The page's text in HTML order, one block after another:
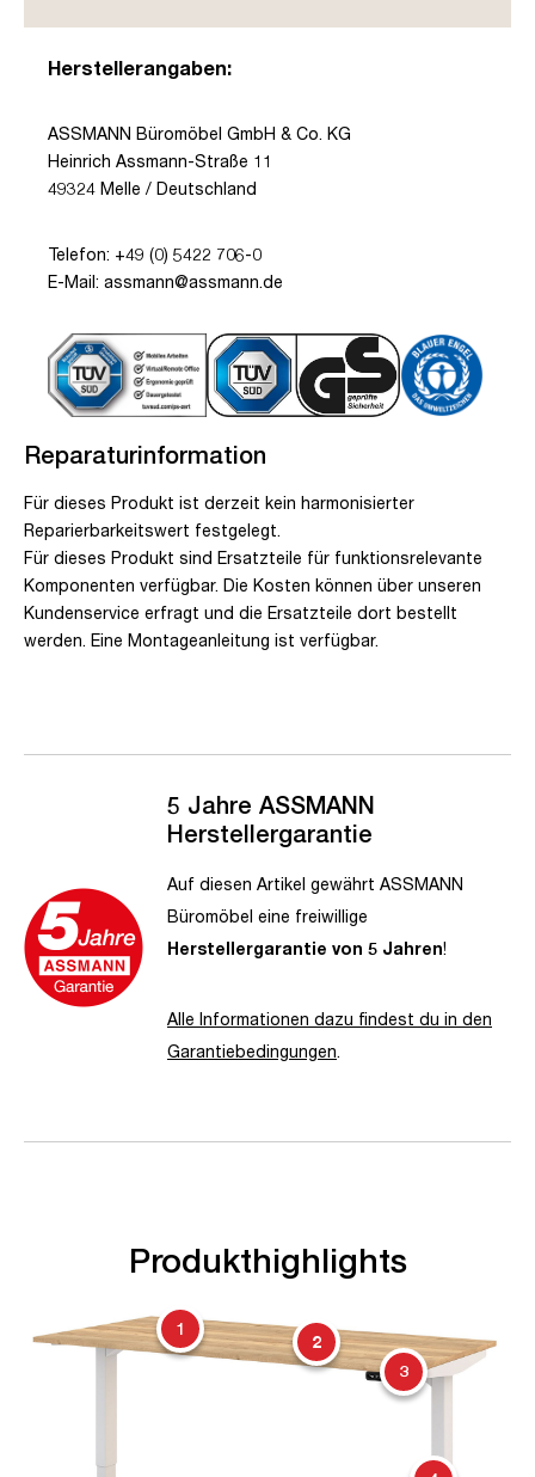
Herstellerangaben:
ASSMANN Büromöbel GmbH & Co. KG
Heinrich Assmann-Straße 11
49324 Melle / Deutschland
Telefon: +49 (0) 5422 706-0
E-Mail: assmann@assmann.de
Reparaturinformation
Für dieses Produkt ist derzeit kein harmonisierter
Reparierbarkeitswert festgelegt.
Für dieses Produkt sind Ersatzteile für funktionsrelevante
Komponenten verfügbar. Die Kosten können über unseren
Kundenservice erfragt und die Ersatzteile dort bestellt
werden. Eine Montageanleitung ist verfügbar.
5 Jahre ASSMANN
Herstellergarantie
Auf diesen Artikel gewährt ASSMANN
Büromöbel eine freiwillige
Herstellergarantie von 5 Jahren!
Alle Informationen dazu findest du in den
Garantiebedingungen.
Produkthighlights
1
2
3